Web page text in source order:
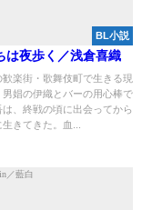
BL小説
は夜歩く／浅倉喜織
楽街・歌舞伎町で生きる現
娼の伊織とバーの用心棒で
は、終戦の頃に出会ってから
きてきた。血...